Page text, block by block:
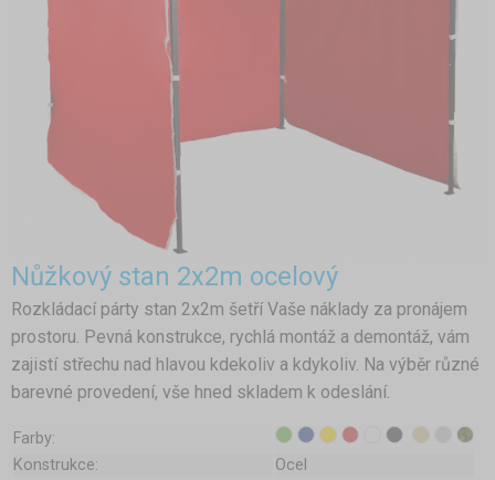
Nůžkový stan 2x2m ocelový
Rozkládací párty stan 2x2m šetří Vaše náklady za pronájem
prostoru. Pevná konstrukce, rychlá montáž a demontáž, vám
zajistí střechu nad hlavou kdekoliv a kdykoliv. Na výběr různé
barevné provedení, vše hned skladem k odeslání.
Farby:
Konstrukce:
Ocel